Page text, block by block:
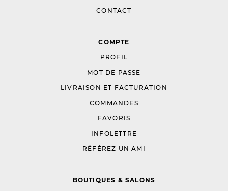
CONTACT
COMPTE
PROFIL
MOT DE PASSE
LIVRAISON ET FACTURATION
COMMANDES
FAVORIS
INFOLETTRE
RÉFÉREZ UN AMI
BOUTIQUES & SALONS